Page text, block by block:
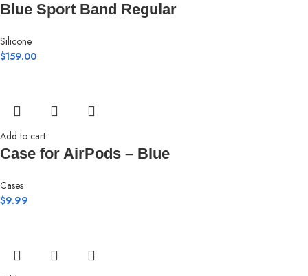
Blue Sport Band Regular
Silicone
$159.00
Add to cart
Case for AirPods – Blue
Cases
$9.99